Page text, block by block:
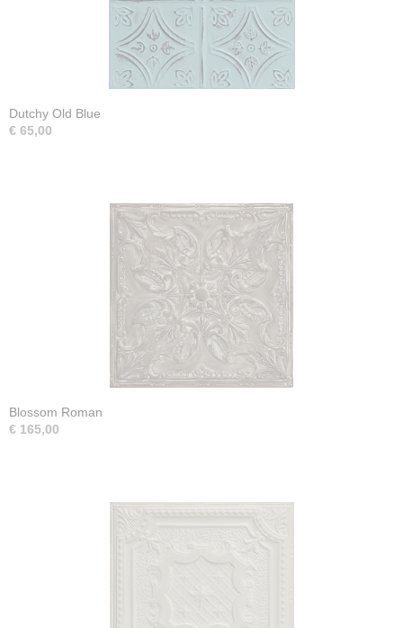
Dutchy Old Blue
€ 65,00
Blossom Roman
€ 165,00